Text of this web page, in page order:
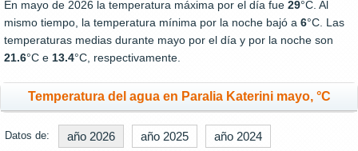
En mayo de 2026 la temperatura máxima por el día fue 29°C. Al
mismo tiempo, la temperatura mínima por la noche bajó a 6°C. Las
temperaturas medias durante mayo por el día y por la noche son
21.6°C e 13.4°C, respectivamente.
Temperatura del agua en Paralia Katerini mayo, °C
Datos de: año 2026 año 2025 año 2024